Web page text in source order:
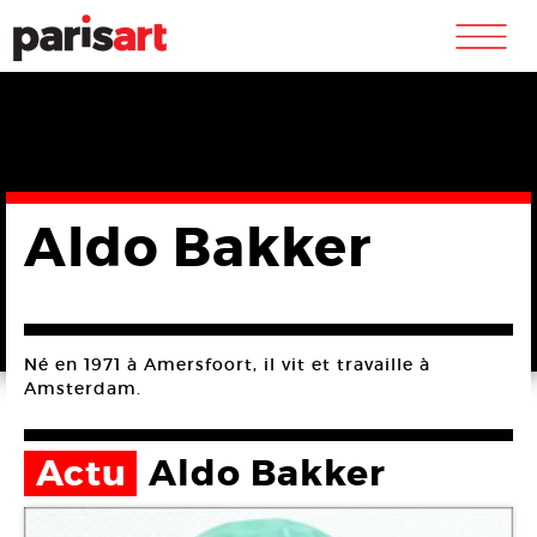
m
Aldo Bakker
Né en 1971 à Amersfoort, il vit et travaille à
Amsterdam.
Actu Aldo Bakker